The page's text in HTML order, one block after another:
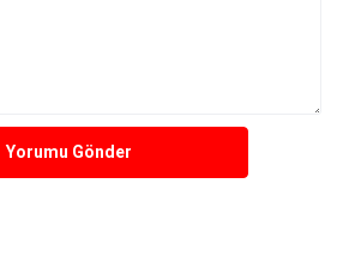
Yorumu Gönder